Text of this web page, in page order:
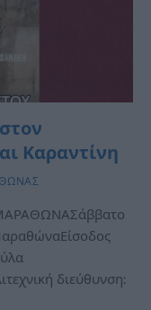
Καραντίνη
διεύθυνση: